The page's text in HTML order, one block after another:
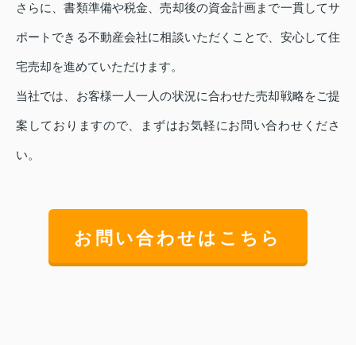
さらに、書類準備や税金、売却後の資金計画まで一貫してサ
ポートできる不動産会社に相談いただくことで、安心して住
宅売却を進めていただけます。
当社では、お客様一人一人の状況に合わせた売却戦略をご提
案しておりますので、まずはお気軽にお問い合わせくださ
い。
お問い合わせはこちら